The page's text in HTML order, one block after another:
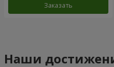
Заказать
Наши